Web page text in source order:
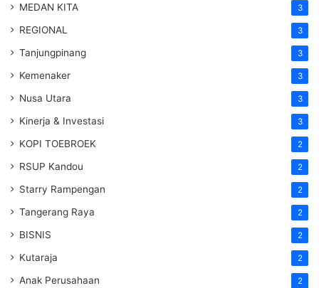
MEDAN KITA 3
REGIONAL 3
Tanjungpinang 3
Kemenaker 3
Nusa Utara 3
Kinerja & Investasi 3
KOPI TOEBROEK 2
RSUP Kandou 2
Starry Rampengan 2
Tangerang Raya 2
BISNIS 2
Kutaraja 2
Anak Perusahaan 2